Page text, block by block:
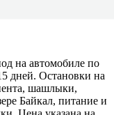
на автомобиле по
дней. Остановки на
шашлыки,
Байкал, питание и